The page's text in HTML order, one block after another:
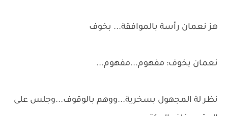
هز نعمان رأسة بالموافقة... بخوف
نعمان بخوف: مفهوم...مفهوم...
نظر لة المجهول بسخرية...ووهم بالوقوف...وجلس على